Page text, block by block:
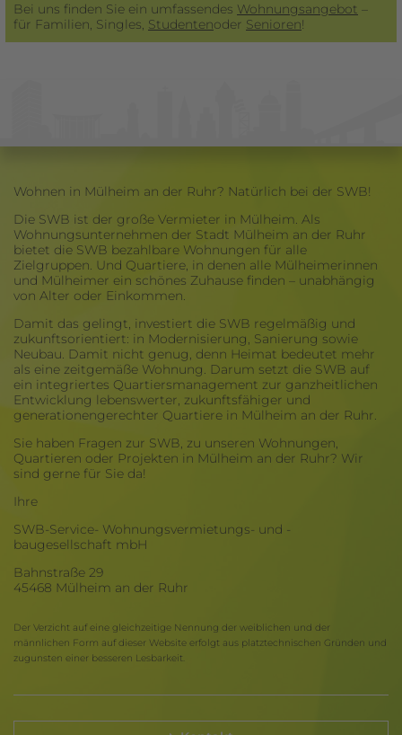
Bei uns finden Sie ein umfassendes Wohnungsangebot –
für Familien, Singles, Studenten­oder Senioren!
Wohnen in Mülheim an der Ruhr? Natürlich bei der SWB!
Die SWB ist der große Vermieter in Mülheim. Als
Wohnungsunternehmen der Stadt Mülheim an der Ruhr
bietet die SWB bezahlbare Wohnungen für alle
Zielgruppen. Und Quartiere, in denen alle Mülheimerinnen
und Mülheimer ein schönes Zuhause finden – unabhängig
von Alter oder Einkommen.
Damit das gelingt, investiert die SWB regelmäßig und
zukunftsorientiert: in Modernisierung, Sanierung sowie
Neubau. Damit nicht genug, denn Heimat bedeutet mehr
als eine zeitgemäße Wohnung. Darum setzt die SWB auf
ein integriertes Quartiersmanagement zur ganzheitlichen
Entwicklung lebenswerter, zukunftsfähiger und
generationengerechter Quartiere in Mülheim an der Ruhr.
Sie haben Fragen zur SWB, zu unseren Wohnungen,
Quartieren oder Projekten in Mülheim an der Ruhr? Wir
sind gerne für Sie da!
Ihre
SWB-Service- Wohnungsvermietungs- und -
baugesellschaft mbH
Bahnstraße 29
45468 Mülheim an der Ruhr
Der Verzicht auf eine gleichzeitige Nennung der weiblichen und der
männlichen Form auf dieser Website erfolgt aus platztechnischen Gründen und
zugunsten einer besseren Lesbarkeit.